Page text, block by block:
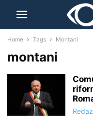
Home Tags Montani
montani